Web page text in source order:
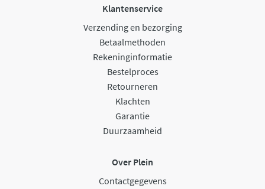
Klantenservice
Verzending en bezorging
Betaalmethoden
Rekeninginformatie
Bestelproces
Retourneren
Klachten
Garantie
Duurzaamheid
Over Plein
Contactgegevens